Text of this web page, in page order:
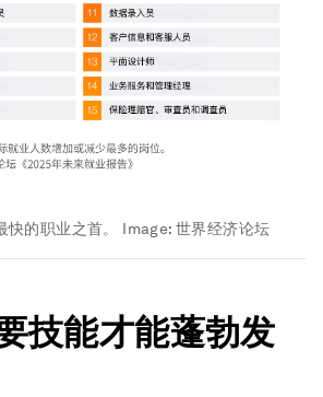
的职业之首。 Image:世界经济论坛
技能才能蓬勃发